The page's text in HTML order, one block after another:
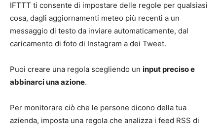
IFTTT ti consente di impostare delle regole per qualsiasi
cosa, dagli aggiornamenti meteo più recenti a un
messaggio di testo da inviare automaticamente, dal
caricamento di foto di Instagram a dei Tweet.
Puoi creare una regola scegliendo un input preciso e
abbinarci una azione.
Per monitorare ciò che le persone dicono della tua
azienda, imposta una regola che analizza i feed RSS di